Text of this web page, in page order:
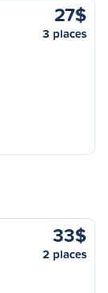
27$
3 places
33$
2 places